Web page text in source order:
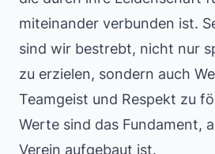
miteinander verbunden ist.
sind wir bestrebt, nicht nur
zu erzielen, sondern auch
Teamgeist und Respekt zu
Werte sind das Fundament,
Verein aufgebaut ist.